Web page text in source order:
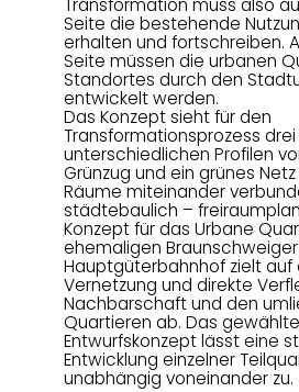
Transformation muss also
Seite die bestehende
erhalten und fortschreiben.
Seite müssen die urbanen
Standortes durch den
entwickelt werden.
Das Konzept sieht für den
Transformationsprozess
unterschiedlichen Profilen
Grünzug und ein grünes
Räume miteinander
städtebaulich –
Konzept für das Urbane
ehemaligen Braunschweiger
Hauptgüterbahnhof zielt auf
Vernetzung und direkte
Nachbarschaft und den
Quartieren ab. Das gewählte
Entwurfskonzept lässt eine
Entwicklung einzelner
unabhängig voneinander zu.